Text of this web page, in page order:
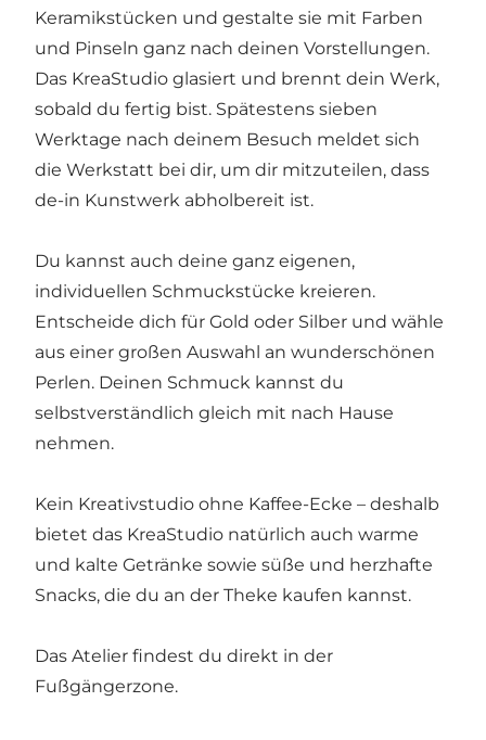
Keramikstücken und gestalte sie mit Farben
und Pinseln ganz nach deinen Vorstellungen.
Das KreaStudio glasiert und brennt dein Werk,
sobald du fertig bist. Spätestens sieben
Werktage nach deinem Besuch meldet sich
die Werkstatt bei dir, um dir mitzuteilen, dass
de-in Kunstwerk abholbereit ist.
Du kannst auch deine ganz eigenen,
individuellen Schmuckstücke kreieren.
Entscheide dich für Gold oder Silber und wähle
aus einer großen Auswahl an wunderschönen
Perlen. Deinen Schmuck kannst du
selbstverständlich gleich mit nach Hause
nehmen.
Kein Kreativstudio ohne Kaffee-Ecke – deshalb
bietet das KreaStudio natürlich auch warme
und kalte Getränke sowie süße und herzhafte
Snacks, die du an der Theke kaufen kannst.
Das Atelier findest du direkt in der
Fußgängerzone.